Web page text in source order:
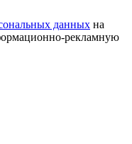
данных на
рекламную